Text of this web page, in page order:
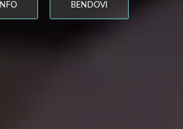
INFO BENDOVI